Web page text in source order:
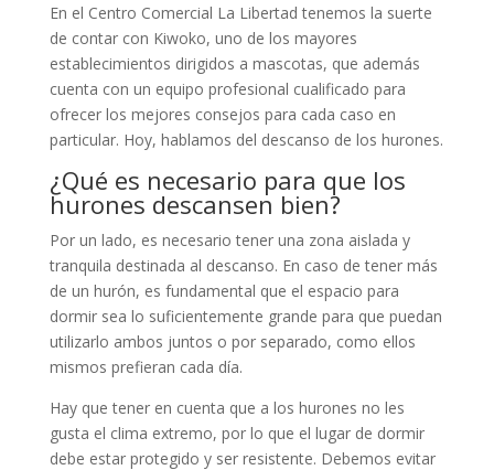
En el Centro Comercial La Libertad tenemos la suerte
de contar con Kiwoko, uno de los mayores
establecimientos dirigidos a mascotas, que además
cuenta con un equipo profesional cualificado para
ofrecer los mejores consejos para cada caso en
particular. Hoy, hablamos del descanso de los hurones.
¿Qué es necesario para que los
hurones descansen bien?
Por un lado, es necesario tener una zona aislada y
tranquila destinada al descanso. En caso de tener más
de un hurón, es fundamental que el espacio para
dormir sea lo suficientemente grande para que puedan
utilizarlo ambos juntos o por separado, como ellos
mismos prefieran cada día.
Hay que tener en cuenta que a los hurones no les
gusta el clima extremo, por lo que el lugar de dormir
debe estar protegido y ser resistente. Debemos evitar